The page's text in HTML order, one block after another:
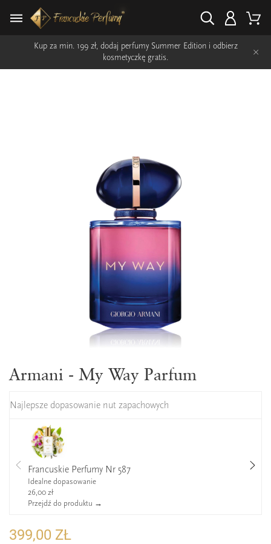
Kup za min. 199 zł, dodaj perfumy Summer Edition i odbierz
kosmetyczkę gratis.
×
Armani - My Way Parfum
Najlepsze dopasowanie nut zapachowych
Francuskie Perfumy Nr 587
Idealne dopasowanie
26,00 zł
Przejdź do produktu →
399,00 ZŁ